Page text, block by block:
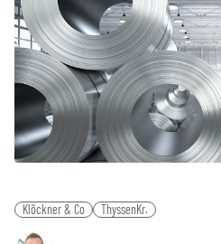
Klöckner & Co ThyssenKr.